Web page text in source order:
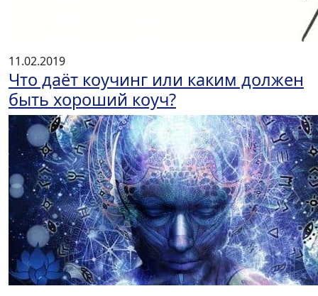
11.02.2019
Что даёт коучинг или каким должен
быть хороший коуч?